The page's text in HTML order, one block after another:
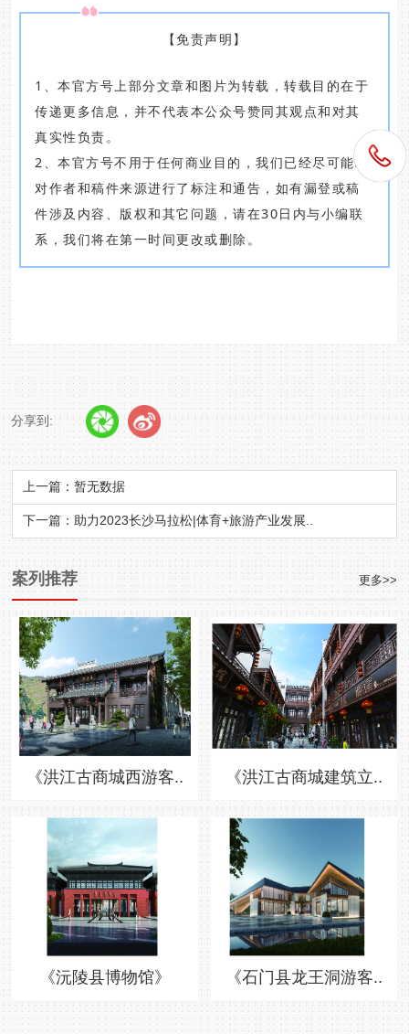
【免责声明】
1、本官方号上部分文章和图片为转载，转载目的在于
传递更多信息，并不代表本公众号赞同其观点和对其
真实性负责。
2、本官方号不用于任何商业目的，我们已经尽可能地
对作者和稿件来源进行了标注和通告，如有漏登或稿
件涉及内容、版权和其它问题，请在30日内与小编联
系，我们将在第一时间更改或删除。
分享到:
上一篇：暂无数据
下一篇：助力2023长沙马拉松|体育+旅游产业发展..
更多>>
案列推荐
《洪江古商城西游客.. 《洪江古商城建筑立..
《沅陵县博物馆》 《石门县龙王洞游客..